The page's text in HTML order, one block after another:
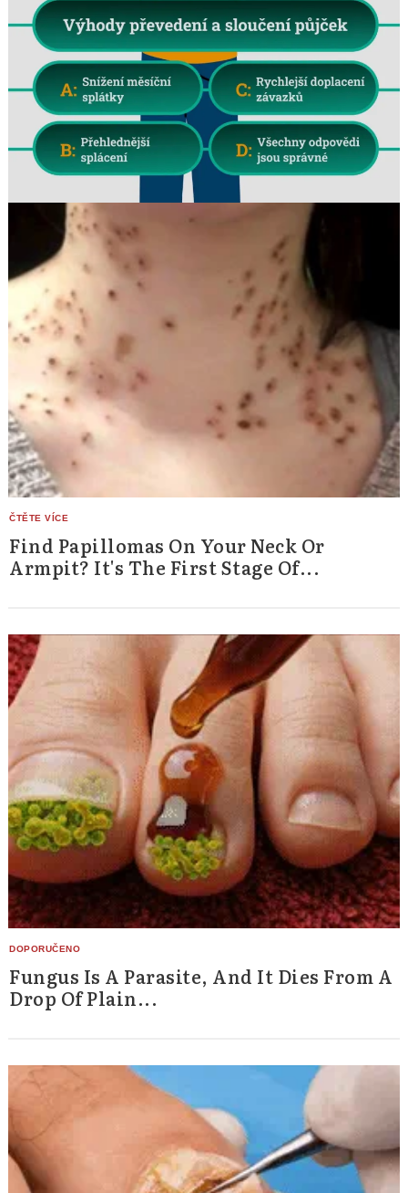
Find Papillomas On Your Neck Or
Armpit? It's The First Stage Of...
Fungus Is A Parasite, And It Dies From A
Drop Of Plain...
for: